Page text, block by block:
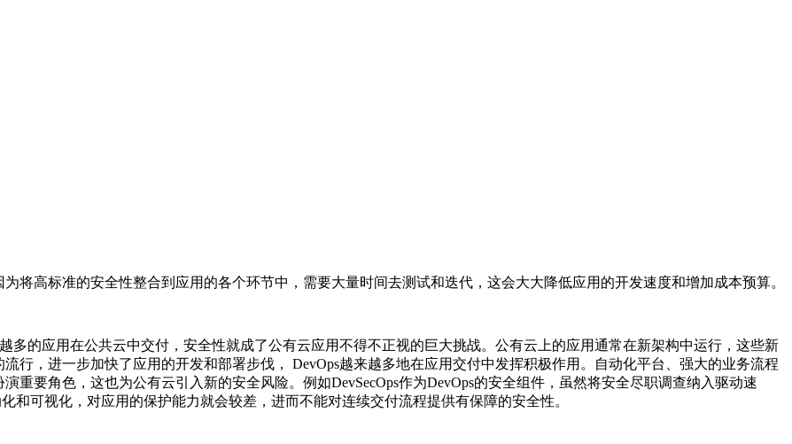
将高标准的安全性整合到应用的各个环节中，需要大量时间去测试和迭代，这会大大降低应用的开发速度和增加成本预算。
多的应用在公共云中交付，安全性就成了公有云应用不得不正视的巨大挑战。公有云上的应用通常在新架构中运行，这些新
行，进一步加快了应用的开发和部署步伐， DevOps越来越多地在应用交付中发挥积极作用。自动化平台、强大的业务流程
重要角色，这也为公有云引入新的安全风险。例如DevSecOps作为DevOps的安全组件，虽然将安全尽职调查纳入驱动速
和可视化，对应用的保护能力就会较差，进而不能对连续交付流程提供有保障的安全性。